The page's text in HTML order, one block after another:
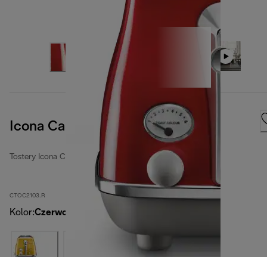
Icona Capitals Tokyo Red
Tostery Icona Capitals
CTOC2103.R
Kolor:Czerwony